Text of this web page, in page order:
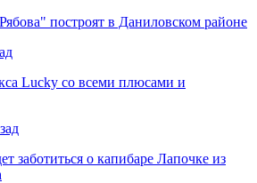
построят в Даниловском районе
Lucky со всеми плюсами и
заботиться о капибаре Лапочке из